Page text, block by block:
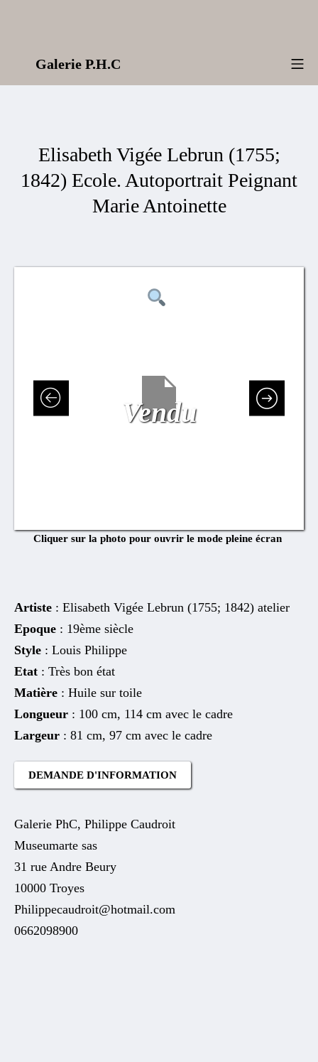
Galerie P.H.C
Elisabeth Vigée Lebrun (1755;
1842) Ecole. Autoportrait Peignant
Marie Antoinette
Vendu
Cliquer sur la photo pour ouvrir le mode pleine écran
Artiste : Elisabeth Vigée Lebrun (1755; 1842) atelier
Epoque : 19ème siècle
Style : Louis Philippe
Etat : Très bon état
Matière : Huile sur toile
Longueur : 100 cm, 114 cm avec le cadre
Largeur : 81 cm, 97 cm avec le cadre
DEMANDE D'INFORMATION
Galerie PhC, Philippe Caudroit
Museumarte sas
31 rue Andre Beury
10000 Troyes
Philippecaudroit@hotmail.com
0662098900